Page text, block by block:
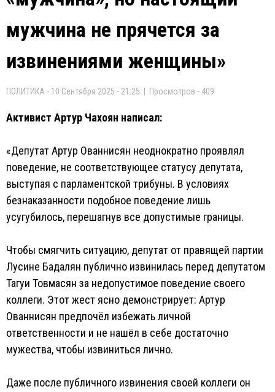
мужчина не прячется за
извинениями женщины»
ПОЛИТИКА - 10 Сентября 2025 - 21:25 | Просмотров - 409
Активист Артур Чахоян написал:
«Депутат Артур Ованнисян неоднократно проявлял
поведение, не соответствующее статусу депутата,
выступая с парламентской трибуны. В условиях
безнаказанности подобное поведение лишь
усугубилось, перешагнув все допустимые границы.
Чтобы смягчить ситуацию, депутат от правящей партии
Лусине Бадалян публично извинилась перед депутатом
Тагуи Товмасян за недопустимое поведение своего
коллеги. Этот жест ясно демонстрирует: Артур
Ованнисян предпочёл избежать личной
ответственности и не нашёл в себе достаточно
мужества, чтобы извиниться лично.
Даже после публичного извинения своей коллеги он